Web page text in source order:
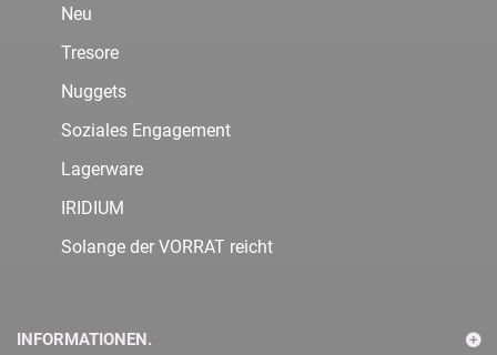
Neu
Tresore
Nuggets
Soziales Engagement
Lagerware
IRIDIUM
Solange der VORRAT reicht
INFORMATIONEN.